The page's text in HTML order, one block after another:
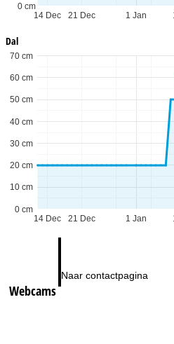
Naar contactpagina
1 Jan
14 Dec 21 Dec
0 cm
Dal
1 Jan
14 Dec 21 Dec
0 cm
10 cm
20 cm
30 cm
40 cm
50 cm
60 cm
70 cm
Webcams